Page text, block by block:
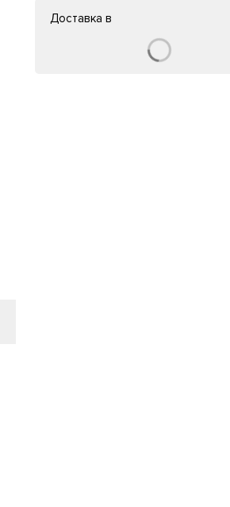
Доставка в